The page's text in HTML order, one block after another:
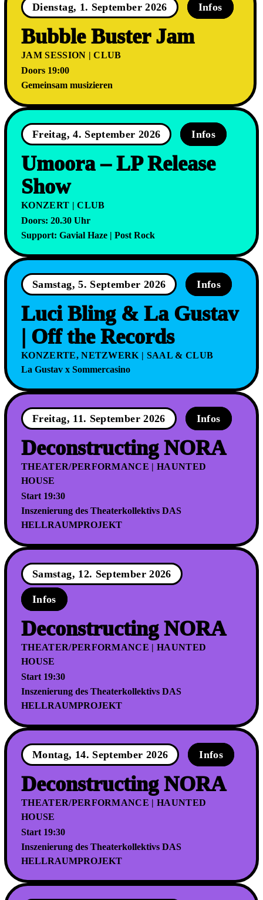
Dienstag, 1. September 2026 Infos
Bubble Buster Jam
JAM SESSION | CLUB
Doors 19:00
Gemeinsam musizieren
Freitag, 4. September 2026 Infos
Umoora – LP Release
Show
KONZERT | CLUB
Doors: 20.30 Uhr
Support: Gavial Haze | Post Rock
Samstag, 5. September 2026 Infos
Luci Bling & La Gustav
| Off the Records
KONZERTE, NETZWERK | SAAL & CLUB
La Gustav x Sommercasino
Freitag, 11. September 2026 Infos
Deconstructing NORA
THEATER/PERFORMANCE | HAUNTED
HOUSE
Start 19:30
Inszenierung des Theaterkollektivs DAS
HELLRAUMPROJEKT
Samstag, 12. September 2026
Infos
Deconstructing NORA
THEATER/PERFORMANCE | HAUNTED
HOUSE
Start 19:30
Inszenierung des Theaterkollektivs DAS
HELLRAUMPROJEKT
Montag, 14. September 2026 Infos
Deconstructing NORA
THEATER/PERFORMANCE | HAUNTED
HOUSE
Start 19:30
Inszenierung des Theaterkollektivs DAS
HELLRAUMPROJEKT